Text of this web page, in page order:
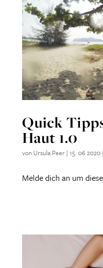
Quick
Haut 1.0
von Ursula Peer| 15. 06 2020|
Melde dich an um